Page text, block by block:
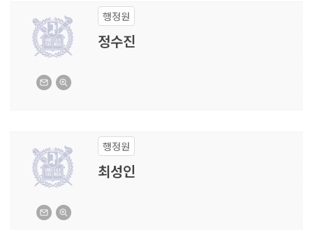
행정원
정수진
행정원
최성인